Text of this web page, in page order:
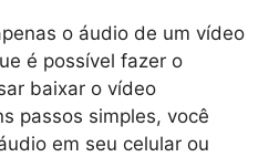
o áudio de um vídeo
é possível fazer o
baixar o vídeo
passos simples, você
em seu celular ou